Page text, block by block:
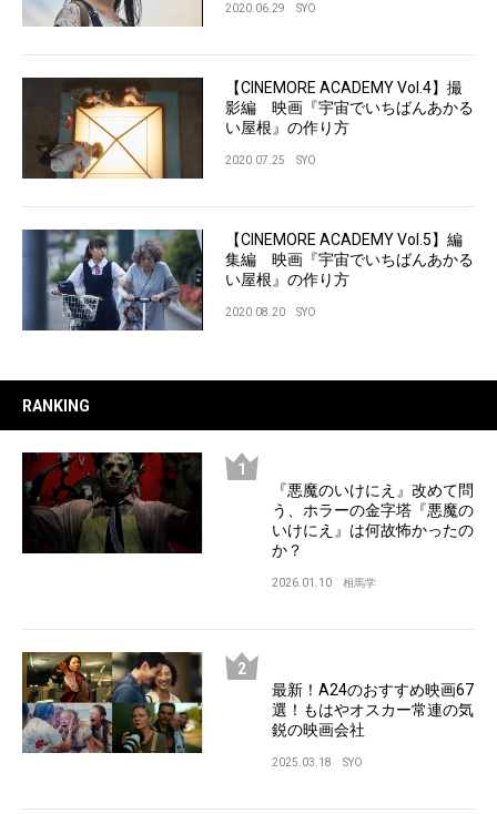
2020.06.29 SYO
【CINEMORE ACADEMY Vol.4】撮
影編 映画『宇宙でいちばんあかる
い屋根』の作り方
2020.07.25 SYO
【CINEMORE ACADEMY Vol.5】編
集編 映画『宇宙でいちばんあかる
い屋根』の作り方
2020.08.20 SYO
RANKING
『悪魔のいけにえ』改めて問
う、ホラーの金字塔『悪魔の
いけにえ』は何故怖かったの
か？
2026.01.10 相馬学
最新！A24のおすすめ映画67
選！もはやオスカー常連の気
鋭の映画会社
2025.03.18 SYO